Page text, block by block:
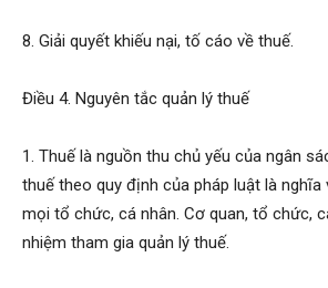
8. Giải quyết khiếu nại, tố cáo về thuế.
Điều 4. Nguyên tắc quản lý thuế
1. Thuế là nguồn thu chủ yếu của ngân
thuế theo quy định của pháp luật là nghĩa
mọi tổ chức, cá nhân. Cơ quan, tổ chức,
nhiệm tham gia quản lý thuế.